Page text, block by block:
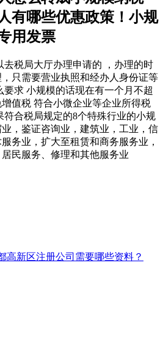
有哪些优惠政策！小规
用发票
去税局大厅办理申请的 ，办理的时
只需要营业执照和经办人身份证等
求 小规模的话现在有一个月不超
值税 符合小微企业等企业所得税
合税局规定的8个特殊行业的小规
，鉴证咨询业，建筑业，工业，信
务业，扩大至租赁和商务服务业，
民服务、修理和其他服务业
高新区注册公司需要哪些资料？